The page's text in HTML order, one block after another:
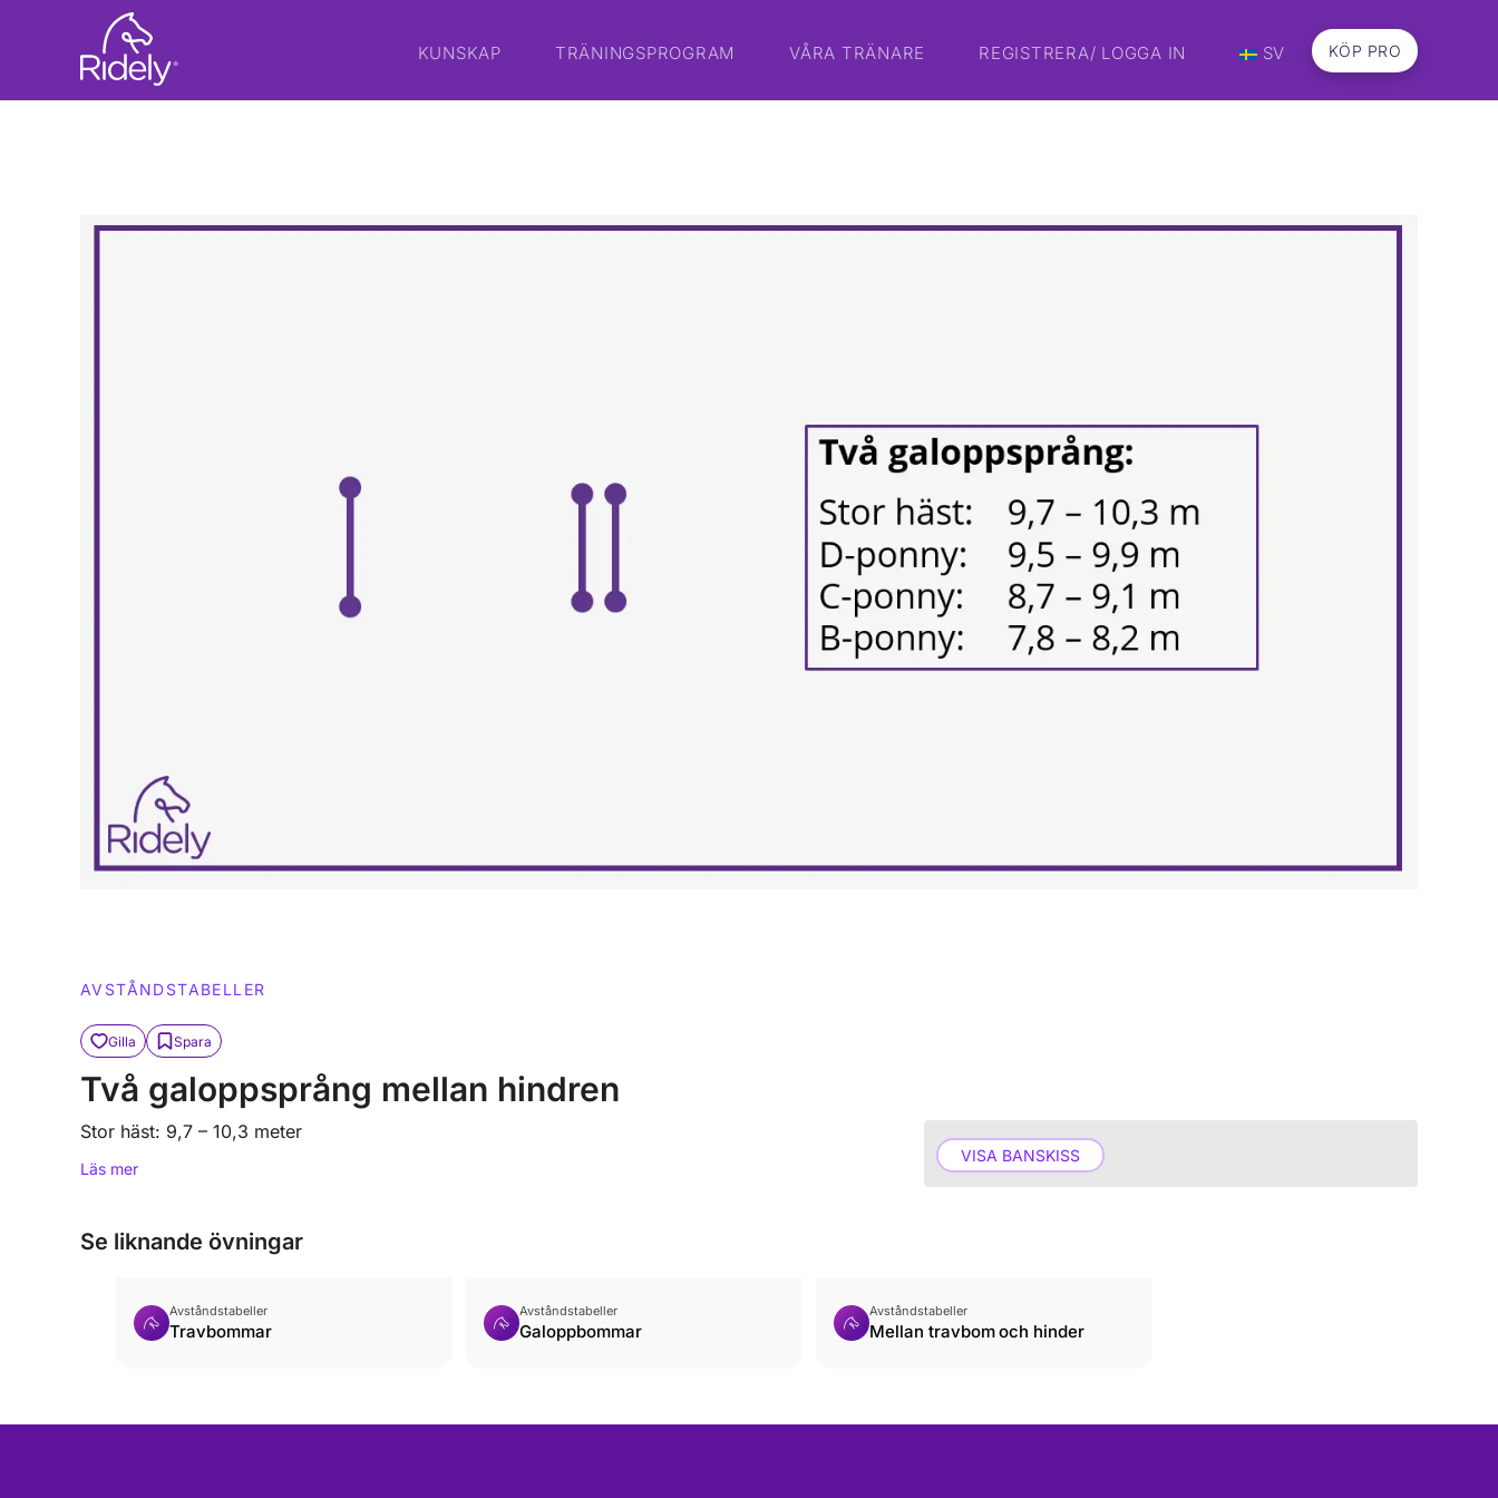
KUNSKAP TRÄNINGSPROGRAM VÅRA TRÄNARE REGISTRERA/ LOGGA IN SV KÖP PRO
AVSTÅNDSTABELLER
Gilla Spara
Två galoppsprång mellan hindren
Stor häst: 9,7 – 10,3 meter
Läs mer
VISA BANSKISS
Se liknande övningar
Avståndstabeller
Travbommar
Avståndstabeller
Galoppbommar
Avståndstabeller
Mellan travbom och hinder